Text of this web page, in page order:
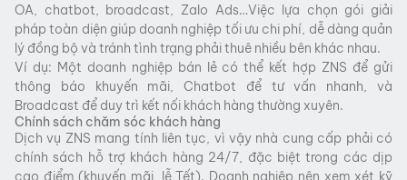
OA, chatbot, broadcast, Zalo Ads…Việc lựa chọn gói giải
pháp toàn diện giúp doanh nghiệp tối ưu chi phí, dễ dàng quản
lý đồng bộ và tránh tình trạng phải thuê nhiều bên khác nhau.
Ví dụ: Một doanh nghiệp bán lẻ có thể kết hợp ZNS để gửi
thông báo khuyến mãi, Chatbot để tư vấn nhanh, và
Broadcast để duy trì kết nối khách hàng thường xuyên.
Chính sách chăm sóc khách hàng
Dịch vụ ZNS mang tính liên tục, vì vậy nhà cung cấp phải có
chính sách hỗ trợ khách hàng 24/7, đặc biệt trong các dịp
cao điểm (khuyến mãi, lễ Tết). Doanh nghiệp nên xem xét kỹ